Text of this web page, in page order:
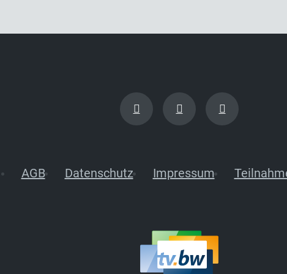
AGB Datenschutz Impressum